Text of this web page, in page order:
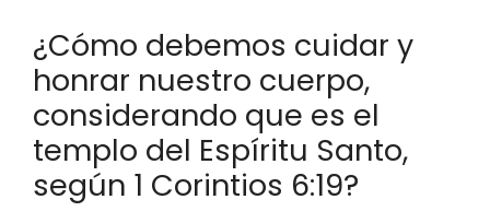
¿Cómo debemos cuidar y
honrar nuestro cuerpo,
considerando que es el
templo del Espíritu Santo,
según 1 Corintios 6:19?